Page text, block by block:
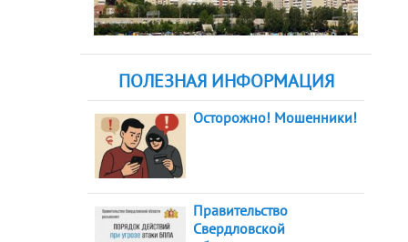
ПОЛЕЗНАЯ ИНФОРМАЦИЯ
Осторожно! Мошенники!
Правительство
Свердловской